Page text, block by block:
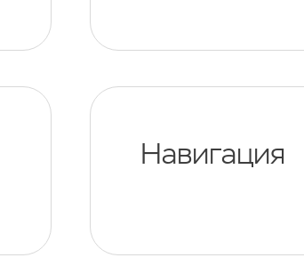
Навигация